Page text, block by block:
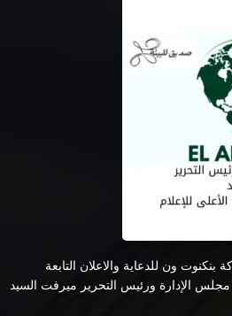
ون للدعاية والاعلان التابعة
الإدارة ورئيس التحرير ميرفت السيد